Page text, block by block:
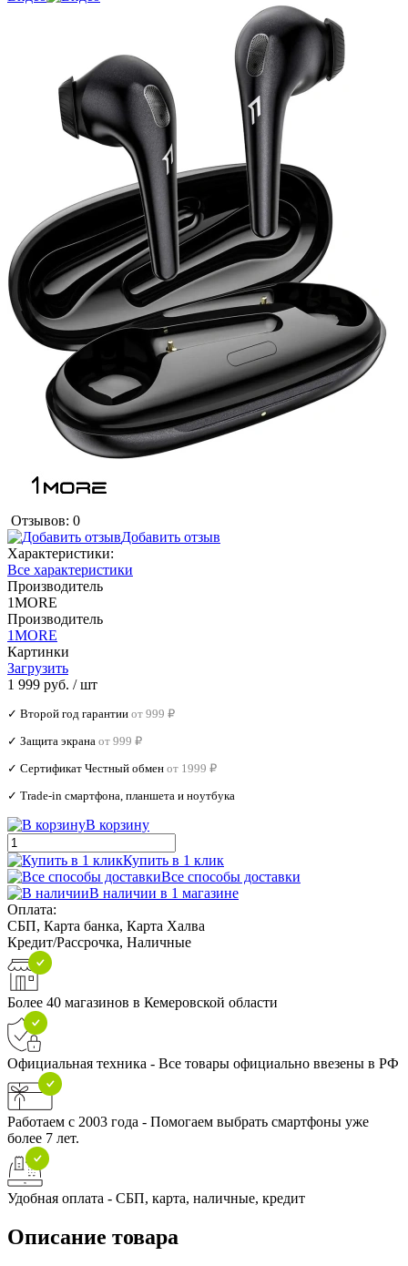
Отзывов: 0
Добавить отзыв
Характеристики:
Все характеристики
Производитель
1MORE
Производитель
1MORE
Картинки
Загрузить
1 999 руб. / шт
✓ Второй год гарантии от 999 ₽
✓ Защита экрана от 999 ₽
✓ Сертификат Честный обмен от 1999 ₽
✓ Trade‑in смартфона, планшета и ноутбука
В корзину
Купить в 1 клик
Все способы доставки
В наличии в 1 магазине
Оплата:
СБП, Карта банка, Карта Халва
Кредит/Рассрочка, Наличные
Более 40 магазинов в Кемеровской области
Официальная техника - Все товары официально ввезены в РФ
Работаем с 2003 года - Помогаем выбрать смартфоны уже
более 7 лет.
Удобная оплата - СБП, карта, наличные, кредит
Описание товара